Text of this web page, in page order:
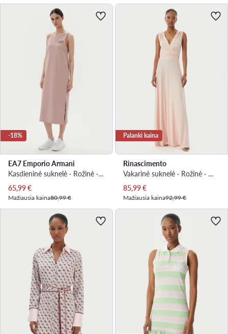
-18%
EA7 Emporio Armani
Kasdieninė suknelė · Rožinė · Midi
Dabartinė kaina
65,99€
Mažiausia kaina80,99 €
Palanki kaina
Rinascimento
Vakarinė suknelė · Rožinė · Maksi, Asimetriškas
Dabartinė kaina
85,99€
Mažiausia kaina92,99 €